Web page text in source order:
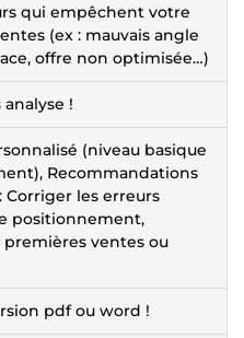
qui empêchent votre
(ex : mauvais angle
offre non optimisée…)
!
(niveau basique
Recommandations
les erreurs
positionnement,
ventes ou
pdf ou word !